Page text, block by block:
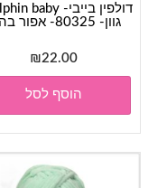
גוון- 80325- אפור בהיר
₪22.00
הוסף לסל